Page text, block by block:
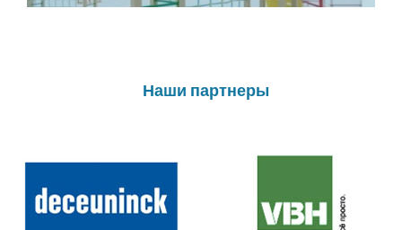
Наши партнеры